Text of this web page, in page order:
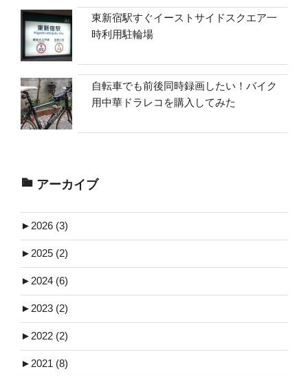
東新宿駅すぐイーストサイドスクエア一
時利用駐輪場
自転車でも前後同時録画したい！バイク
用中華ドラレコを購入してみた
アーカイブ
► 2026 (3)
► 2025 (2)
► 2024 (6)
► 2023 (2)
► 2022 (2)
► 2021 (8)